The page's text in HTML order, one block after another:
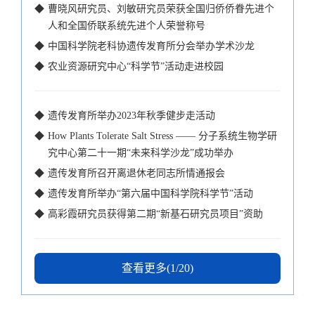
◆ 曹晓风研究员、刘敏研究员荣获全国归侨侨眷先进个
人和全国侨联系统先进个人荣誉称号
◆ 中国科学院老科协遗传发育所分会举办学术沙龙
◆ 农业资源研究中心“科学节”活动走进校园
◆ 遗传发育所举办2023年秋季健步走活动
◆ How Plants Tolerate Salt Stress —— 分子系统生物学研
究中心第二十一期“未来科学沙龙”成功举办
◆ 遗传发育所召开离退休老同志所情通报会
◆ 遗传发育所举办“第六届中国科学院科学节”活动
◆ 高彩霞研究员获得第二期“新基石研究员项目”资助
查看更多(1/20)